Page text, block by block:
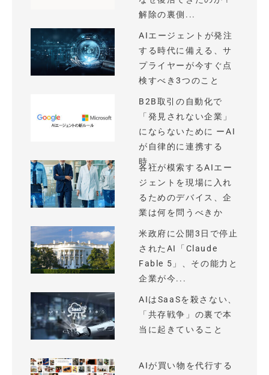
解除の裏側...
AIエージェントが発注
する時代に備える、サ
プライヤーが今すぐ点
検すべき3つのこと
B2B取引の自動化で
「発見されない企業」
にならないために ーAI
が自律的に連携する
時...
各社が模索するAIエー
ジェントを現場に入れ
るためのデバイス、企
業は何を問うべきか
米政府に公開3日で停止
されたAI「Claude
Fable 5」、その能力と
企業が今...
AIはSaaSを殺さない、
「共存戦争」の裏で本
当に起きていること
AIが買い物を代行する